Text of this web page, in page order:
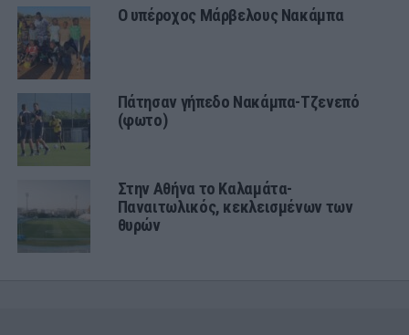
Ο υπέροχος Μάρβελους Νακάμπα
Πάτησαν γήπεδο Νακάμπα-Τζενεπό
(φωτο)
Στην Αθήνα το Καλαμάτα-
Παναιτωλικός, κεκλεισμένων των
θυρών